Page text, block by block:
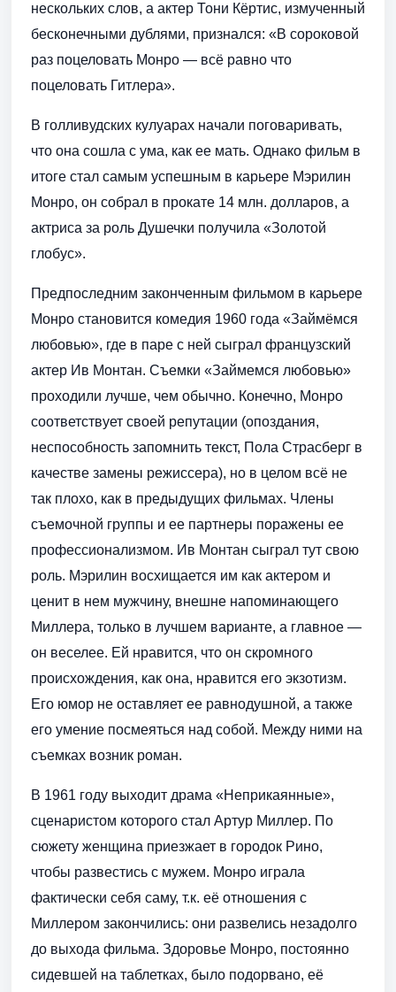
нескольких слов, а актер Тони Кёртис, измученный
бесконечными дублями, признался: «В сороковой
раз поцеловать Монро — всё равно что
поцеловать Гитлера».
В голливудских кулуарах начали поговаривать,
что она сошла с ума, как ее мать. Однако фильм в
итоге стал самым успешным в карьере Мэрилин
Монро, он собрал в прокате 14 млн. долларов, а
актриса за роль Душечки получила «Золотой
глобус».
Предпоследним законченным фильмом в карьере
Монро становится комедия 1960 года «Займёмся
любовью», где в паре с ней сыграл французский
актер Ив Монтан. Съемки «Займемся любовью»
проходили лучше, чем обычно. Конечно, Монро
соответствует своей репутации (опоздания,
неспособность запомнить текст, Пола Страсберг в
качестве замены режиссера), но в целом всё не
так плохо, как в предыдущих фильмах. Члены
съемочной группы и ее партнеры поражены ее
профессионализмом. Ив Монтан сыграл тут свою
роль. Мэрилин восхищается им как актером и
ценит в нем мужчину, внешне напоминающего
Миллера, только в лучшем варианте, а главное —
он веселее. Ей нравится, что он скромного
происхождения, как она, нравится его экзотизм.
Его юмор не оставляет ее равнодушной, а также
его умение посмеяться над собой. Между ними на
съемках возник роман.
В 1961 году выходит драма «Неприкаянные»,
сценаристом которого стал Артур Миллер. По
сюжету женщина приезжает в городок Рино,
чтобы развестись с мужем. Монро играла
фактически себя саму, т.к. её отношения с
Миллером закончились: они развелись незадолго
до выхода фильма. Здоровье Монро, постоянно
сидевшей на таблетках, было подорвано, её